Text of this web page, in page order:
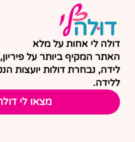
דולה לי אחות על מלא
האתר המקיף ביותר על
לידה, נבחרת דולות יועצות
ללידה.
מצאו לי